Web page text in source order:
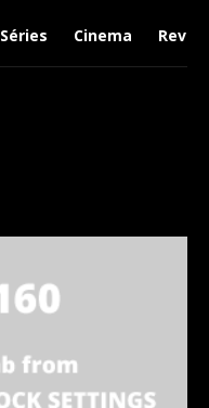
Séries Cinema